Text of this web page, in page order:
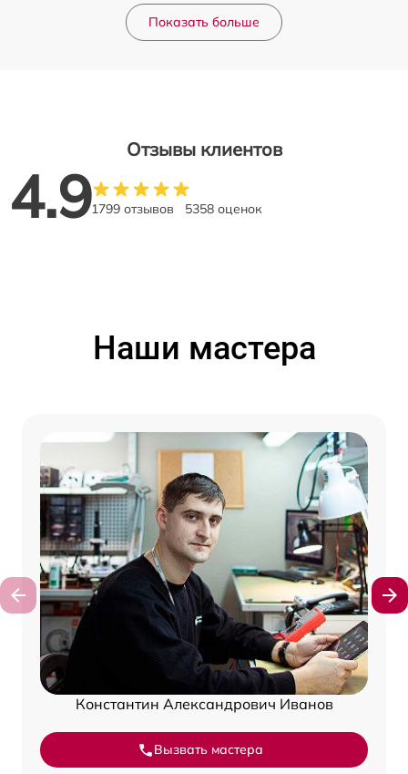
Показать больше
Отзывы клиентов
4.91799 отзывов 5358 оценок
Наши мастера
Константин Александрович Иванов
Вызвать мастера